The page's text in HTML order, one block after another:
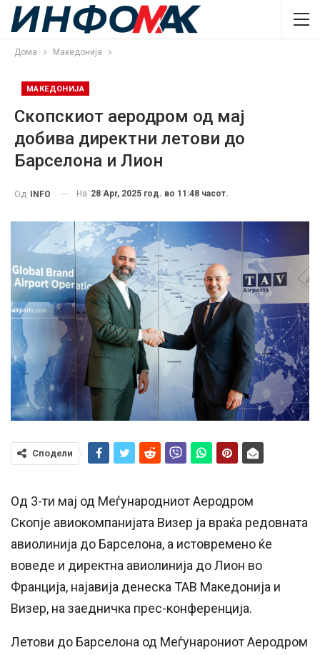
Дома Македонија
МАКЕДОНИЈА
Скопскиот аеродром од мај
добива директни летови до
Барселона и Лион
Од INFO На 28 Apr, 2025 год. во 11:48 часот.
Сподели
Од 3-ти мај од Меѓународниот Аеродром
Скопје авиокомпанијата Визер ја враќа редовната
авиолинија до Барселона, а истовремено ќе
воведе и директна авиолинија до Лион во
Франција, најавија денеска ТАВ Македонија и
Визер, на заедничка прес-конференција.
Летови до Барселона од Меѓунарониот Аеродром